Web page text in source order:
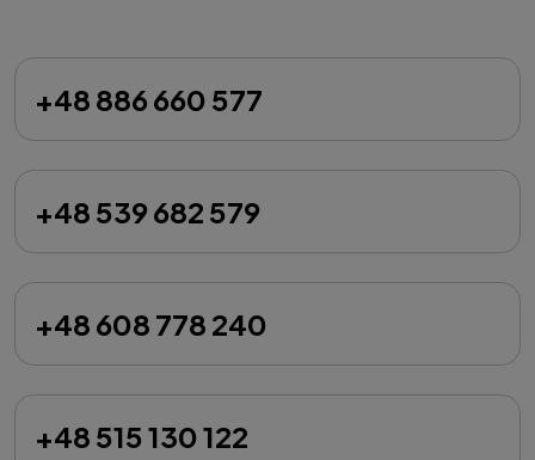
+48 886 660 577
+48 539 682 579
+48 608 778 240
+48 515 130 122